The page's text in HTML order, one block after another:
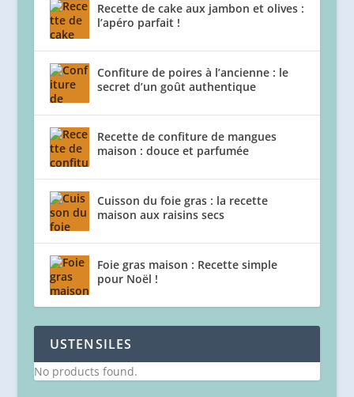
Recette de cake aux jambon et olives :
l’apéro parfait !
Confiture de poires à l’ancienne : le
secret d’un goût authentique
Recette de confiture de mangues
maison : douce et parfumée
Cuisson du foie gras : la recette
maison aux raisins secs
Foie gras maison : Recette simple
pour Noël !
USTENSILES
No products found.